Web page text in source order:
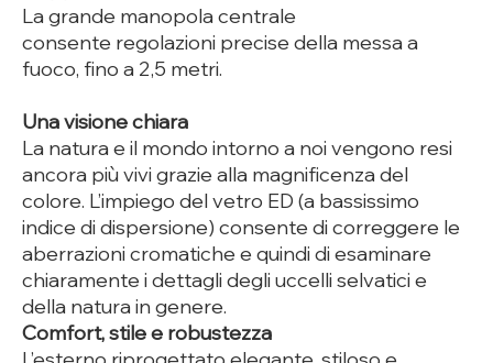
La grande manopola centrale
consente regolazioni precise della messa a
fuoco, fino a 2,5 metri.
Una visione chiara
La natura e il mondo intorno a noi vengono resi
ancora più vivi grazie alla magnificenza del
colore. L’impiego del vetro ED (a bassissimo
indice di dispersione) consente di correggere le
aberrazioni cromatiche e quindi di esaminare
chiaramente i dettagli degli uccelli selvatici e
della natura in genere.
Comfort, stile e robustezza